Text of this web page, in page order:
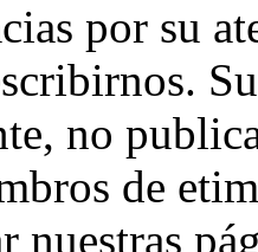
por su
no
de
nuestras